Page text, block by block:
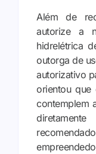
Além de
autorize a
hidrelétrica
outorga de
autorizativo
orientou que
contemplem